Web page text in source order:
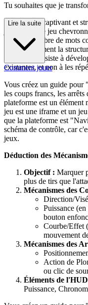
Tu souhaites que je
n un aperçu captivant et
journaliste de jeu
avec un nombre de mots
scrupuleusement la
ma tâche consiste à
existantes, et non à les
Lire la suite
Comment jouer
Vous créez un guide
les coups francs, les
plateforme est un élément
jeu est une iframe et un
que la plateforme est
schéma de contrôle, car
jeux.
Déduction des
Objectif : Marquer
plus de tirs que
Mécanismes des
Direction/
Puissance
bouton
Courbe/Effet
mouvement
Mécanismes des
Action de
ou clic de
Éléments de
Puissance,